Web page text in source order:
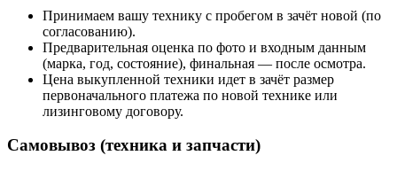
Принимаем вашу технику с пробегом в зачёт новой (по
согласованию).
Предварительная оценка по фото и входным данным
(марка, год, состояние), финальная — после осмотра.
Цена выкупленной техники идет в зачёт размер
первоначального платежа по новой технике или
лизинговому договору.
Самовывоз (техника и запчасти)